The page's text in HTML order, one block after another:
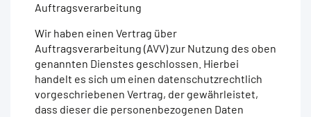
Auftragsverarbeitung
Wir haben einen Vertrag über
Auftragsverarbeitung (AVV) zur Nutzung des oben
genannten Dienstes geschlossen. Hierbei
handelt es sich um einen datenschutzrechtlich
vorgeschriebenen Vertrag, der gewährleistet,
dass dieser die personenbezogenen Daten